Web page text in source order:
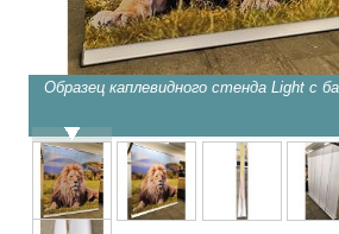
Образец каплевидного стенда Light с